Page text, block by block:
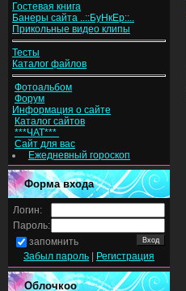
Гостевая книга
Банеры сайта ..::БуНкЕр::..
Прикольные видео клипы
Тесты
Каталог файлов
Фотоальбом
Форум
Информация о сайте
Каталог сайтов
***ЧАТ***
Сайт для вас
Ежедневный гороскоп
Форма входа
Логин:
Пароль:
запомнить
Забыл пароль
Регистрация
Облочкоо